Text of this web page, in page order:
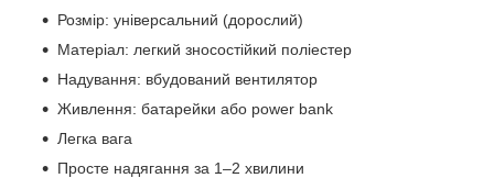
Розмір: універсальний (дорослий)
Матеріал: легкий зносостійкий поліестер
Надування: вбудований вентилятор
Живлення: батарейки або power bank
Легка вага
Просте надягання за 1–2 хвилини